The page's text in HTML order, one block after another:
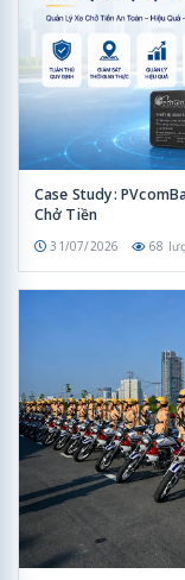
Case Study:
Chở Tiền
31/07/2026 68